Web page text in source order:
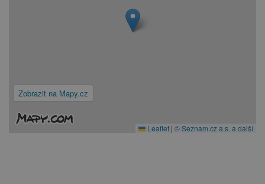
Zobrazit na Mapy.cz
Leaflet | © Seznam.cz a.s. a další